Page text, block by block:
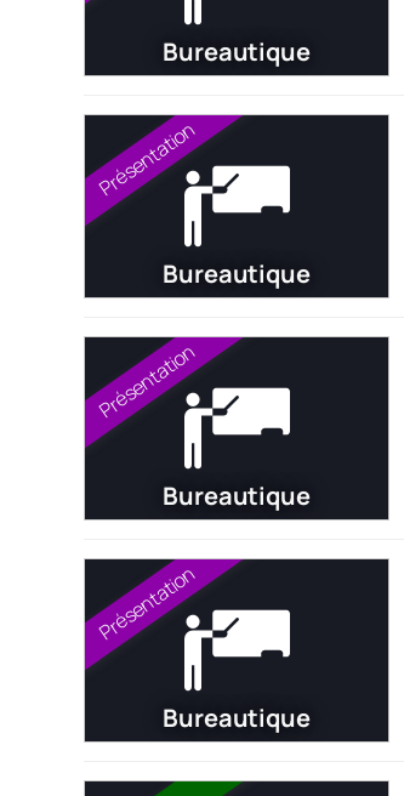
Bureautique
Présentation
Bureautique
Présentation
Bureautique
Présentation
Bureautique